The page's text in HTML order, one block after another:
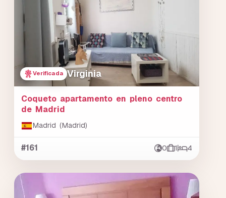
Verificada Virginia
Coqueto apartamento en pleno centro
de Madrid
Madrid (Madrid)
#161 0 1 4